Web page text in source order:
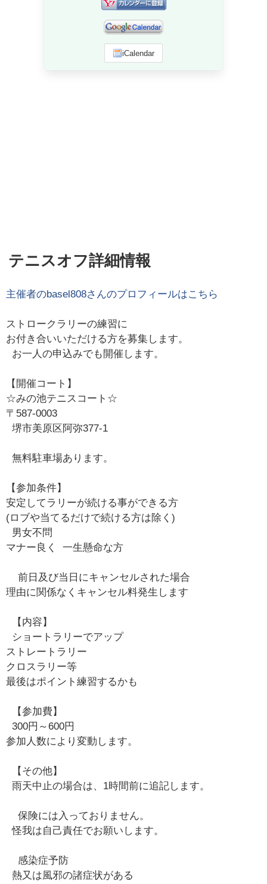
iCalendar
テニスオフ詳細情報
主催者のbasel808さんのプロフィールはこちら
ストロークラリーの練習に
お付き合いいただける方を募集します。
お一人の申込みでも開催します。
【開催コート】
☆みの池テニスコート☆
〒587-0003
堺市美原区阿弥377-1
無料駐車場あります。
【参加条件】
安定してラリーが続ける事ができる方
(ロブや当てるだけで続ける方は除く)
男女不問
マナー良く 一生懸命な方
前日及び当日にキャンセルされた場合
理由に関係なくキャンセル料発生します
【内容】
ショートラリーでアップ
ストレートラリー
クロスラリー等
最後はポイント練習するかも
【参加費】
300円～600円
参加人数により変動します。
【その他】
雨天中止の場合は、1時間前に追記します。
保険には入っておりません。
怪我は自己責任でお願いします。
感染症予防
熱又は風邪の諸症状がある